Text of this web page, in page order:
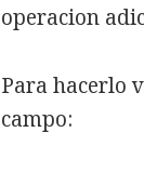
operacion
Para hacerlo
campo: